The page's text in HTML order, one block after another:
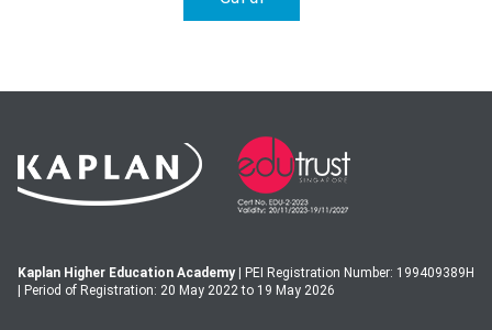
Kaplan Higher Education Academy| PEI Registration Number: 199409389H
| Period of Registration: 20 May 2022 to 19 May 2026